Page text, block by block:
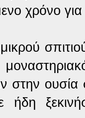
χρόνο
στην
ήδη